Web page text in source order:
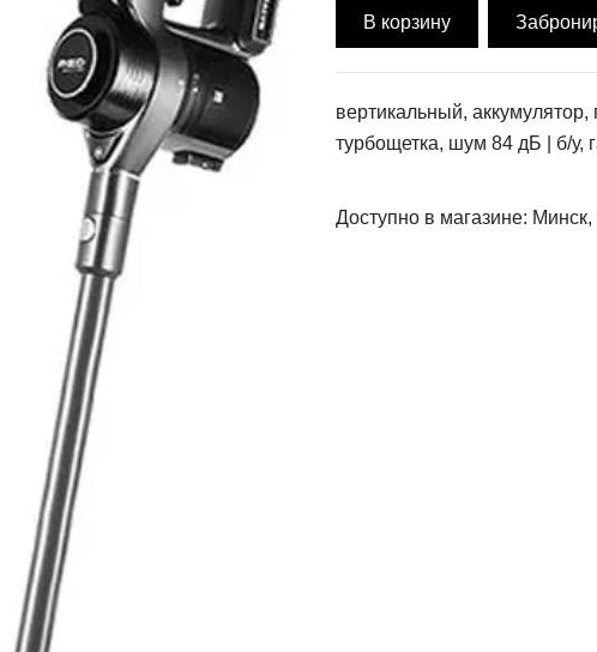
В корзину
вертикальный,
турбощетка, шум 84 дБ | б/у,
Доступно в магазине: